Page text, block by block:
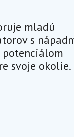
mladú
s
svoje okolie.